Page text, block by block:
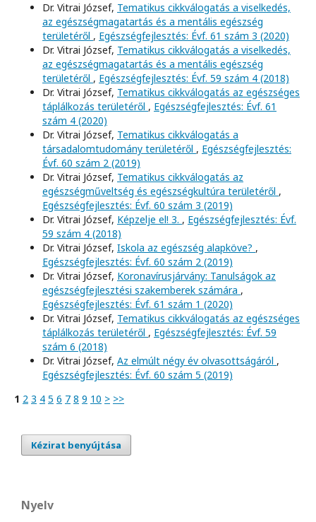
Dr. Vitrai József, Tematikus cikkválogatás a viselkedés,
az egészségmagatartás és a mentális egészség
területéről , Egészségfejlesztés: Évf. 61 szám 3 (2020)
Dr. Vitrai József, Tematikus cikkválogatás a viselkedés,
az egészségmagatartás és a mentális egészség
területéről , Egészségfejlesztés: Évf. 59 szám 4 (2018)
Dr. Vitrai József, Tematikus cikkválogatás az egészséges
táplálkozás területéről , Egészségfejlesztés: Évf. 61
szám 4 (2020)
Dr. Vitrai József, Tematikus cikkválogatás a
társadalomtudomány területéről , Egészségfejlesztés:
Évf. 60 szám 2 (2019)
Dr. Vitrai József, Tematikus cikkválogatás az
egészségműveltség és egészségkultúra területéről ,
Egészségfejlesztés: Évf. 60 szám 3 (2019)
Dr. Vitrai József, Képzelje el! 3. , Egészségfejlesztés: Évf.
59 szám 4 (2018)
Dr. Vitrai József, Iskola az egészség alapköve? ,
Egészségfejlesztés: Évf. 60 szám 2 (2019)
Dr. Vitrai József, Koronavírusjárvány: Tanulságok az
egészségfejlesztési szakemberek számára ,
Egészségfejlesztés: Évf. 61 szám 1 (2020)
Dr. Vitrai József, Tematikus cikkválogatás az egészséges
táplálkozás területéről , Egészségfejlesztés: Évf. 59
szám 6 (2018)
Dr. Vitrai József, Az elmúlt négy év olvasottságáról ,
Egészségfejlesztés: Évf. 60 szám 5 (2019)
1 2 3 4 5 6 7 8 9 10 > >>
Kézirat benyújtása
Nyelv